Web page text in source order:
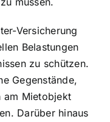
Versicherung
Belastungen
zu schützen.
Gegenstände,
am Mietobjekt
Darüber hinaus